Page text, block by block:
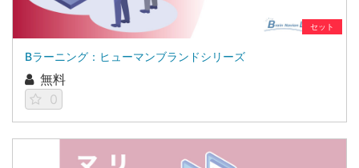
セット
Bラーニング：ヒューマンブランドシリーズ
無料
0